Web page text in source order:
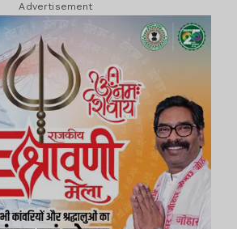
में विकसित करने के लिए प्रतिबद्ध
Advertisement